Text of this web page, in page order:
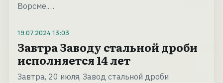
Ворсме.…
19.07.2024 13:03
Завтра Заводу стальной дроби
исполняется 14 лет
Завтра, 20 июля, Завод стальной дроби